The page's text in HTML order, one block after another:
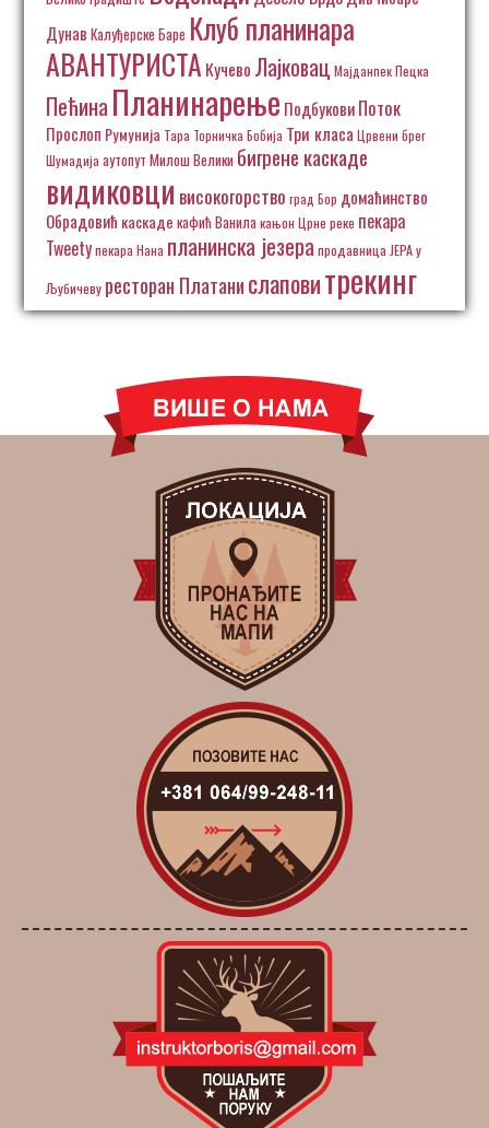
Дунав Калуђерске Баре Клуб планинара
АВАНТУРИСТА Кучево Лајковац Мајданпек Пецка
Пећина Планинарење ПодбуковиПоток
Прослоп Румунија Тара Торничка Бобија Три класа Црвени брег
Шумадија аутопут Милош Велики бигрене каскаде
видиковци високогорство град Бор домаћинство
Обрадовић каскаде кафић Ванила кањон Црне реке пекара
Tweetyпекара Нана планинска језера продавница ЈЕРА у
Љубичеву ресторан Платанислаповитрекинг